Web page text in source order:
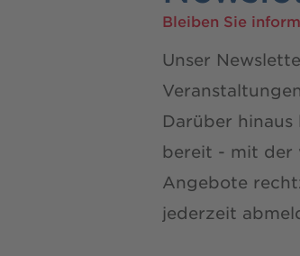
Bleiben Sie
Unser
Darüber
bereit - mit der
Angebote
jederzeit